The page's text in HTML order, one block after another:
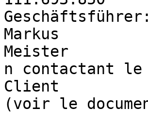
Markus
Meister
n contactant le
Client
(voir le